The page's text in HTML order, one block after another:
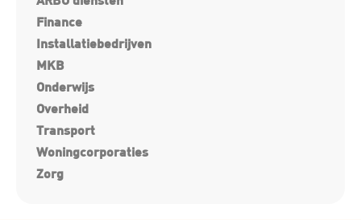
Finance
Installatiebedrijven
MKB
Onderwijs
Overheid
Transport
Woningcorporaties
Zorg